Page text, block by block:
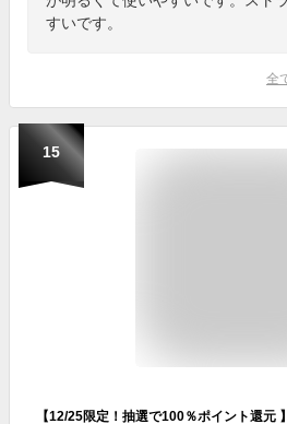
すいです。
全
15